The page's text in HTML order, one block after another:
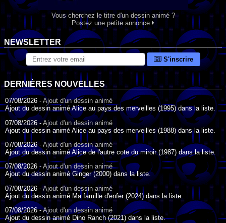
Vous cherchez le titre d'un dessin animé ?
Postez une petite annonce
NEWSLETTER
S'inscrire
DERNIÈRES NOUVELLES
07/08/2026 - Ajout d'un dessin animé
Ajout du dessin animé Alice au pays des merveilles (1995) dans la liste.
07/08/2026 -Ajout d'un dessin animé
Ajout du dessin animé Alice au pays des merveilles (1988) dans la liste.
07/08/2026 - Ajout d'un dessin animé
Ajout du dessin animé Alice de l'autre cote du miroir (1987) dans la liste.
07/08/2026 - Ajout d'un dessin animé
Ajout du dessin animé Ginger (2000) dans la liste.
07/08/2026 -Ajout d'un dessin animé
Ajout du dessin animé Ma famille d'enfer (2024) dans la liste.
07/08/2026 -Ajout d'un dessin animé
Ajout du dessin animé Dino Ranch (2021) dans la liste.